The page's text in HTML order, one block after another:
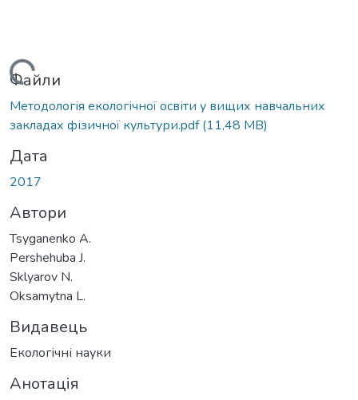
Вантажиться...
Файли
Методологія екологічної освіти у вищих навчальних
закладах фізичної культури.pdf(11,48 MB)
Дата
2017
Автори
Tsyganenko A.
Pershehuba J.
Sklyarov N.
Oksamytna L.
Видавець
Екологічні науки
Анотація